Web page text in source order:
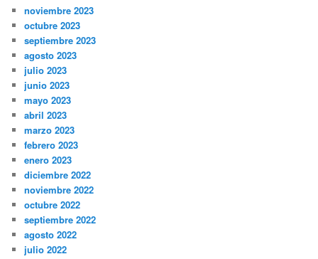
noviembre 2023
octubre 2023
septiembre 2023
agosto 2023
julio 2023
junio 2023
mayo 2023
abril 2023
marzo 2023
febrero 2023
enero 2023
diciembre 2022
noviembre 2022
octubre 2022
septiembre 2022
agosto 2022
julio 2022